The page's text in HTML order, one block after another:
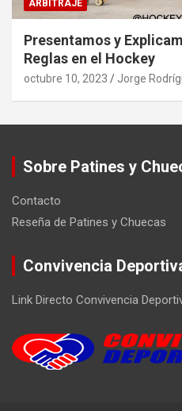
ARBITRAJE
Presentamos y
Reglas en el Hockey
octubre 10, 2023 Jorge
Sobre Patines y
Contacto
Reseña de Patines y Chuecas
Convivencia
Link Directo Convivencia